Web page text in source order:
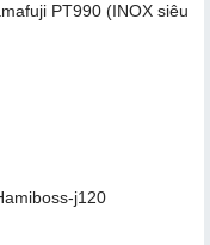
PT990 (INOX siêu
j120